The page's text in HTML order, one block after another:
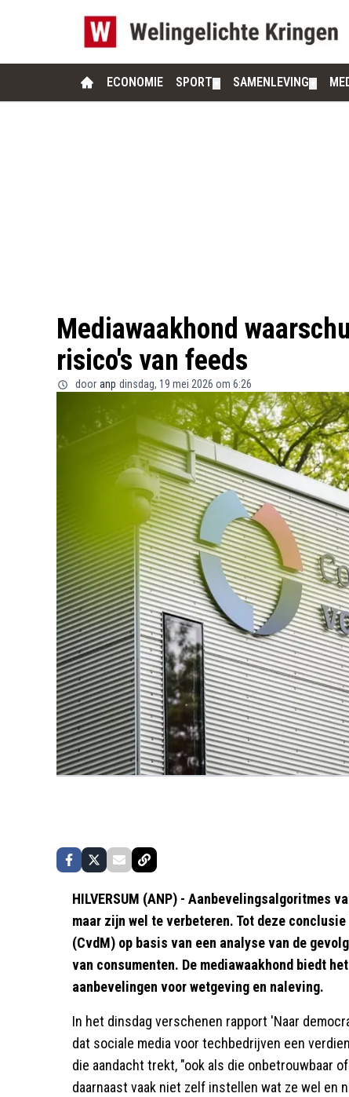
ECONOMIE SPORT SAMENLEVING
Mediawaakhond
risico's van feeds
door anp dinsdag, 19 mei 2026 om 6:26
HILVERSUM (ANP) - Aanbevelingsalgoritmes
maar zijn wel te verbeteren. Tot deze
(CvdM) op basis van een analyse van de
van consumenten. De mediawaakhond biedt
aanbevelingen voor wetgeving en naleving.
In het dinsdag verschenen rapport 'Naar
dat sociale media voor techbedrijven een
die aandacht trekt, "ook als die onbetrouwbaar
daarnaast vaak niet zelf instellen wat ze wel en